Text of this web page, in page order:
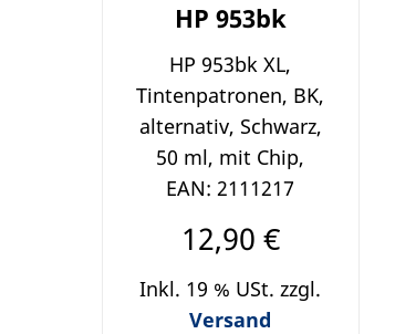
HP 953bk
HP 953bk XL,
Tintenpatronen, BK,
alternativ, Schwarz,
50 ml, mit Chip,
EAN: 2111217
12,90 €
Inkl. 19 % USt. zzgl.
Versand